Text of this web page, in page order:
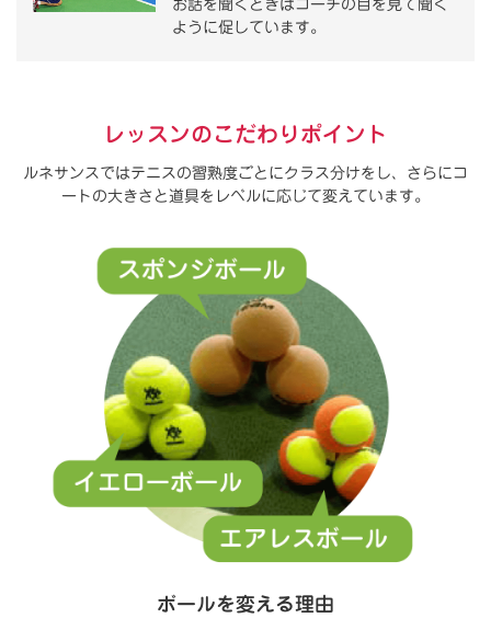
お話を聞くときはコーチの目を見て聞く
ように促しています。
レッスンのこだわりポイント
ルネサンスではテニスの習熟度ごとにクラス分けをし、さらにコ
ートの大きさと道具をレベルに応じて変えています。
ボールを変える理由